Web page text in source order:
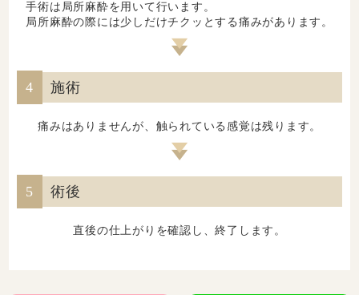
手術は局所麻酔を用いて行います。
局所麻酔の際には少しだけチクッとする痛みがあります。
4 施術
痛みはありませんが、触られている感覚は残ります。
5 術後
直後の仕上がりを確認し、終了します。